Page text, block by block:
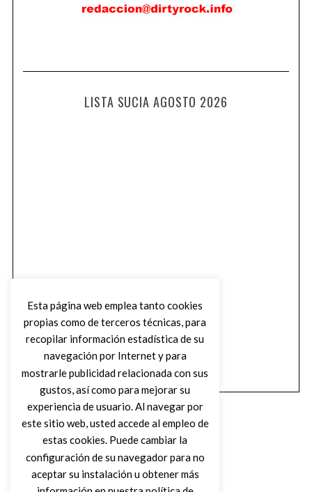
LISTA SUCIA AGOSTO 2026
Esta página web emplea tanto cookies
propias como de terceros técnicas, para
recopilar información estadística de su
navegación por Internet y para
mostrarle publicidad relacionada con sus
gustos, así como para mejorar su
experiencia de usuario. Al navegar por
este sitio web, usted accede al empleo de
estas cookies. Puede cambiar la
configuración de su navegador para no
aceptar su instalación u obtener más